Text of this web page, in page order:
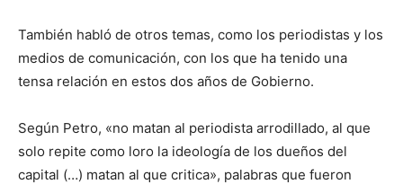
También habló de otros temas, como los periodistas y los
medios de comunicación, con los que ha tenido una
tensa relación en estos dos años de Gobierno.
Según Petro, «no matan al periodista arrodillado, al que
solo repite como loro la ideología de los dueños del
capital (…) matan al que critica», palabras que fueron